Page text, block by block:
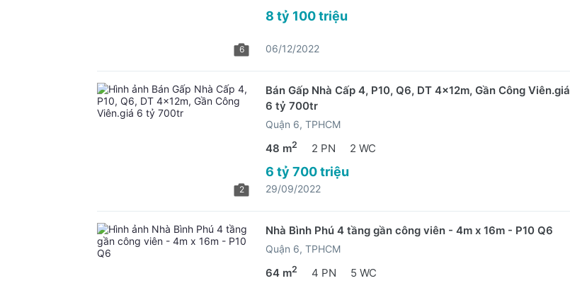
6
8 tỷ 100 triệu
06/12/2022
2
Bán Gấp Nhà Cấp 4, P10, Q6, DT 4x12m, Gần Công Viên.giá
6 tỷ 700tr
Quận 6, TPHCM
48 m2 2 PN 2 WC
6 tỷ 700 triệu
29/09/2022
Nhà Bình Phú 4 tầng gần công viên - 4m x 16m - P10 Q6
Quận 6, TPHCM
64 m2 4 PN 5 WC